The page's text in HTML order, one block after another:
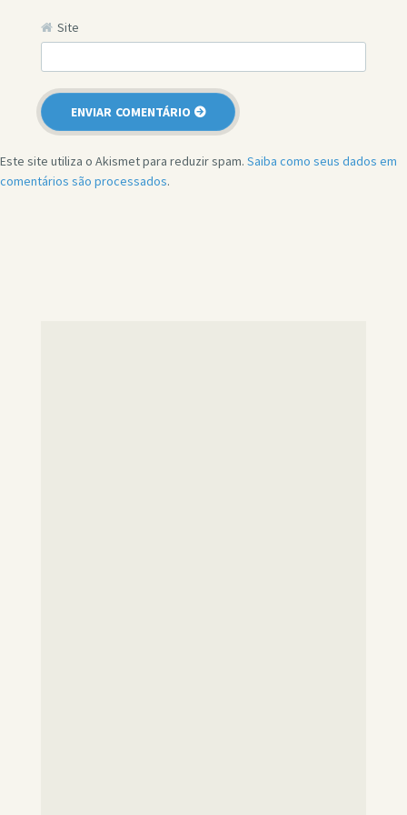
Site
Este site utiliza o Akismet para reduzir spam. Saiba como seus dados em
comentários são processados.